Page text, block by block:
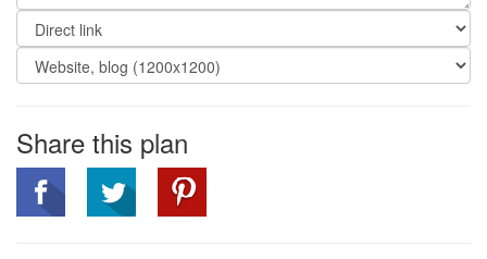
Share this plan